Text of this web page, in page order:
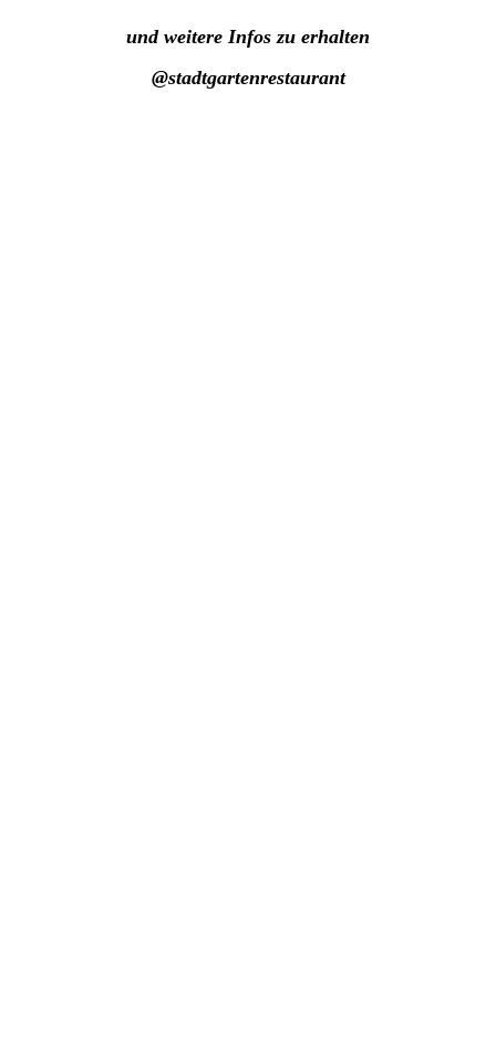
und weitere Infos zu erhalten
@stadtgartenrestaurant